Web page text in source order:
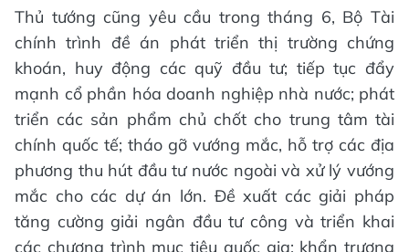
Thủ tướng cũng yêu cầu trong tháng 6, Bộ Tài
chính trình đề án phát triển thị trường chứng
khoán, huy động các quỹ đầu tư; tiếp tục đẩy
mạnh cổ phần hóa doanh nghiệp nhà nước; phát
triển các sản phẩm chủ chốt cho trung tâm tài
chính quốc tế; tháo gỡ vướng mắc, hỗ trợ các địa
phương thu hút đầu tư nước ngoài và xử lý vướng
mắc cho các dự án lớn. Đề xuất các giải pháp
tăng cường giải ngân đầu tư công và triển khai
các chương trình mục tiêu quốc gia; khẩn trương